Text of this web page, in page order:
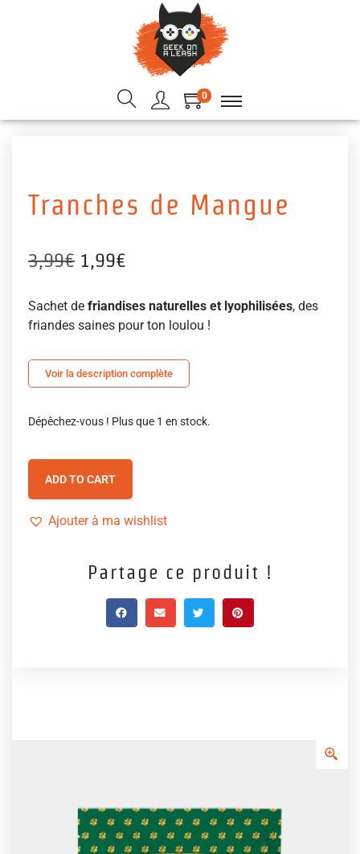
0
Tranches de Mangue
3,99€ 1,99€
Sachet de friandises naturelles et lyophilisées, des
friandes saines pour ton loulou !
Voir la description complète
Dépêchez-vous ! Plus que 1 en stock.
ADD TO CART
Ajouter à ma wishlist
Partage ce produit !